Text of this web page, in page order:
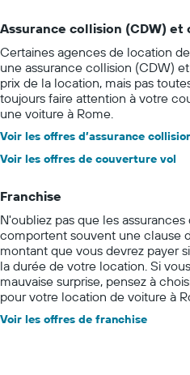
Assurance collision (CDW)
Certaines agences de location
une assurance collision (CDW)
prix de la location, mais pas
toujours faire attention à votre
une voiture à Rome.
Voir les offres d’assurance
Voir les offres de couverture vol
Franchise
N'oubliez pas que les
comportent souvent une clause
montant que vous devrez payer
la durée de votre location. Si
mauvaise surprise, pensez à
pour votre location de voiture à
Voir les offres de franchise